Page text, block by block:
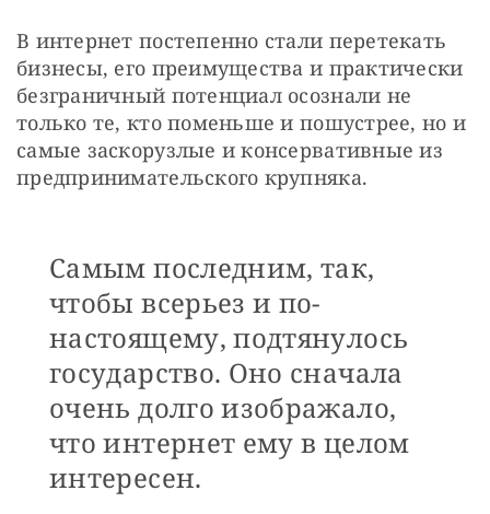
В интернет постепенно стали перетекать
бизнесы, его преимущества и практически
безграничный потенциал осознали не
только те, кто поменьше и пошустрее, но и
самые заскорузлые и консервативные из
предпринимательского крупняка.
Самым последним, так,
чтобы всерьез и по-
настоящему, подтянулось
государство. Оно сначала
очень долго изображало,
что интернет ему в целом
интересен.